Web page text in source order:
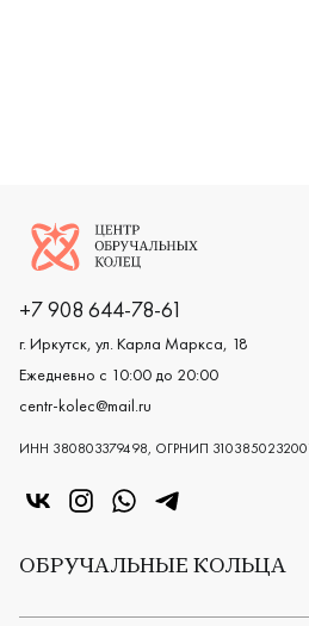
Логотип компании
+7 908 644-78-61
г. Иркутск, ул. Карла Маркса, 18
Ежедневно с 10:00 до 20:00
centr-kolec@mail.ru
ИНН 380803379498, ОГРНИП
«Центр колец» в VK
«Центр колец» в Instagram
«Центр колец» в
«Центр колец» в
ОБРУЧАЛЬНЫЕ КОЛЬЦА
Все обручальные кольца